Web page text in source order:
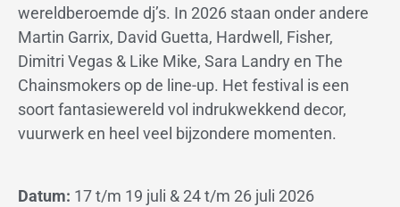
wereldberoemde dj’s. In 2026 staan onder andere
Martin Garrix, David Guetta, Hardwell, Fisher,
Dimitri Vegas & Like Mike, Sara Landry en The
Chainsmokers op de line-up. Het festival is een
soort fantasiewereld vol indrukwekkend decor,
vuurwerk en heel veel bijzondere momenten.
Datum: 17 t/m 19 juli & 24 t/m 26 juli 2026